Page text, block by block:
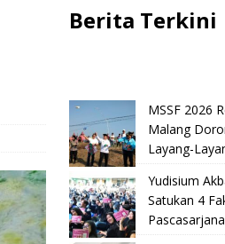
Berita Terkini
MSSF 2026
Malang
Layang-
Yudisium
Satukan 4
Pascasarjana